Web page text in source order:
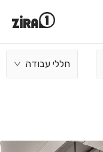
חללי עבודה